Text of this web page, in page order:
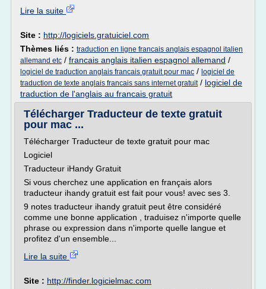
Lire la suite
Site : http://logiciels.gratuiciel.com
Thèmes liés : traduction en ligne francais anglais espagnol italien
allemand etc / francais anglais italien espagnol allemand /
logiciel de traduction anglais francais gratuit pour mac / logiciel de
traduction de texte anglais francais sans internet gratuit/ logiciel de
traduction de l'anglais au francais gratuit
Télécharger Traducteur de texte gratuit
pour mac ...
Télécharger Traducteur de texte gratuit pour mac
Logiciel
Traducteur iHandy Gratuit
Si vous cherchez une application en français alors
traducteur ihandy gratuit est fait pour vous! avec ses 3.
9 notes traducteur ihandy gratuit peut être considéré
comme une bonne application , traduisez n'importe quelle
phrase ou expression dans n'importe quelle langue et
profitez d'un ensemble...
Lire la suite
Site : http://finder.logicielmac.com